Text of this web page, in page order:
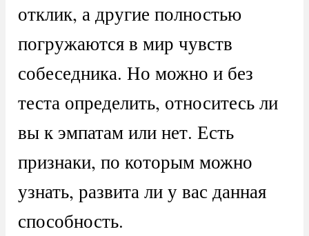
отклик, а другие полностью
погружаются в мир чувств
собеседника. Но можно и без
теста определить, относитесь ли
вы к эмпатам или нет. Есть
признаки, по которым можно
узнать, развита ли у вас данная
способность.